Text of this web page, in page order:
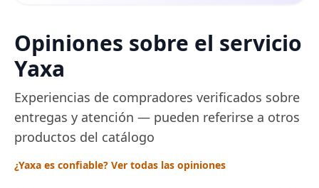
Opiniones sobre el servicio
Yaxa
Experiencias de compradores verificados sobre
entregas y atención — pueden referirse a otros
productos del catálogo
¿Yaxa es confiable? Ver todas las opiniones